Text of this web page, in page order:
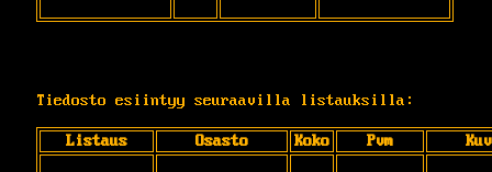
Tiedosto esiintyy seuraavilla listauksilla:
Listaus Osasto Koko Pvm